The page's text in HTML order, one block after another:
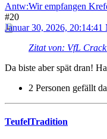
Antw:Wir empfangen
#20
Januar 30, 2026,
Zitat von: VfL
Da biste aber spät dran!
2 Personen gefällt
TeufelTradition